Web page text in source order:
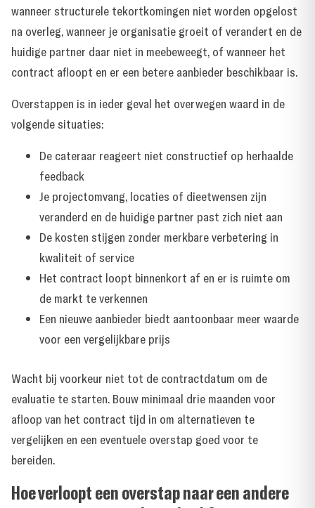
wanneer structurele tekortkomingen niet worden opgelost
na overleg, wanneer je organisatie groeit of verandert en de
huidige partner daar niet in meebeweegt, of wanneer het
contract afloopt en er een betere aanbieder beschikbaar is.
Overstappen is in ieder geval het overwegen waard in de
volgende situaties:
De cateraar reageert niet constructief op herhaalde
feedback
Je projectomvang, locaties of dieetwensen zijn
veranderd en de huidige partner past zich niet aan
De kosten stijgen zonder merkbare verbetering in
kwaliteit of service
Het contract loopt binnenkort af en er is ruimte om
de markt te verkennen
Een nieuwe aanbieder biedt aantoonbaar meer waarde
voor een vergelijkbare prijs
Wacht bij voorkeur niet tot de contractdatum om de
evaluatie te starten. Bouw minimaal drie maanden voor
afloop van het contract tijd in om alternatieven te
vergelijken en een eventuele overstap goed voor te
bereiden.
Hoe verloopt een overstap naar een andere